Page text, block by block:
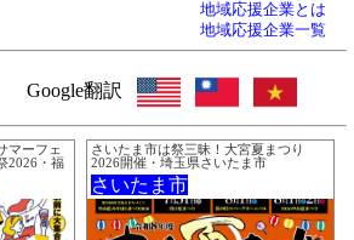
地域応援企業とは
地域応援企業一覧
Google翻訳
マーフェ
2026・福
さいたま市は祭三昧！大宮夏まつり
2026開催・埼玉県さいたま市
さいたま市